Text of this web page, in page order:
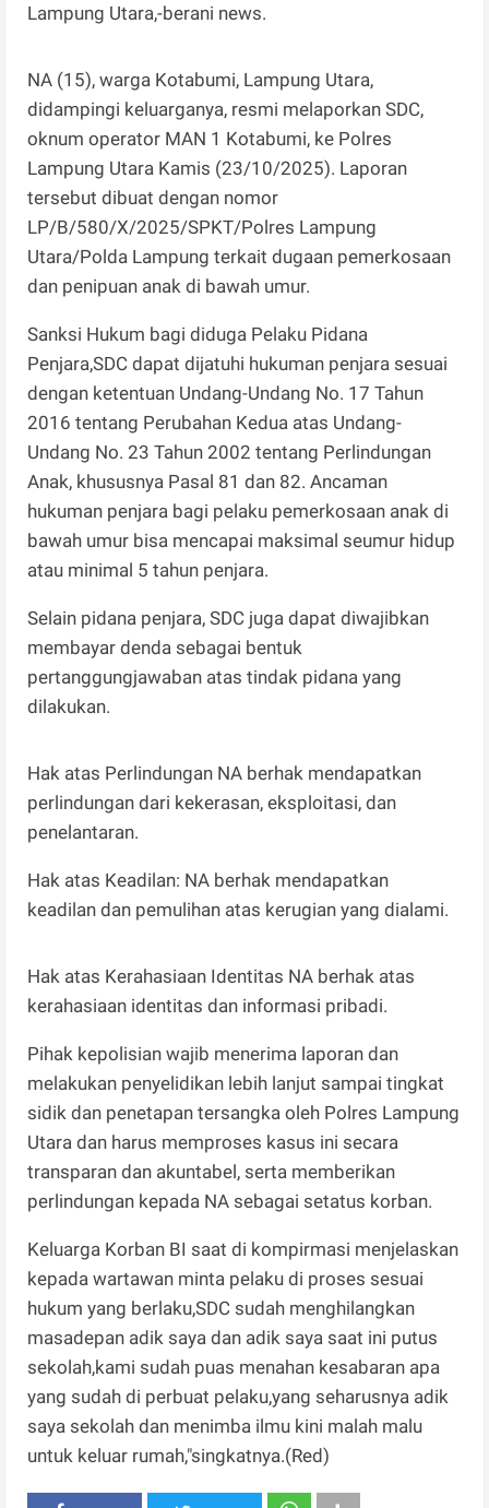
Lampung Utara,-berani news.
NA (15), warga Kotabumi, Lampung Utara,
didampingi keluarganya, resmi melaporkan SDC,
oknum operator MAN 1 Kotabumi, ke Polres
Lampung Utara Kamis (23/10/2025). Laporan
tersebut dibuat dengan nomor
LP/B/580/X/2025/SPKT/Polres Lampung
Utara/Polda Lampung terkait dugaan pemerkosaan
dan penipuan anak di bawah umur.
Sanksi Hukum bagi diduga Pelaku Pidana
Penjara,SDC dapat dijatuhi hukuman penjara sesuai
dengan ketentuan Undang-Undang No. 17 Tahun
2016 tentang Perubahan Kedua atas Undang-
Undang No. 23 Tahun 2002 tentang Perlindungan
Anak, khususnya Pasal 81 dan 82. Ancaman
hukuman penjara bagi pelaku pemerkosaan anak di
bawah umur bisa mencapai maksimal seumur hidup
atau minimal 5 tahun penjara.
Selain pidana penjara, SDC juga dapat diwajibkan
membayar denda sebagai bentuk
pertanggungjawaban atas tindak pidana yang
dilakukan.
Hak atas Perlindungan NA berhak mendapatkan
perlindungan dari kekerasan, eksploitasi, dan
penelantaran.
Hak atas Keadilan: NA berhak mendapatkan
keadilan dan pemulihan atas kerugian yang dialami.
Hak atas Kerahasiaan Identitas NA berhak atas
kerahasiaan identitas dan informasi pribadi.
Pihak kepolisian wajib menerima laporan dan
melakukan penyelidikan lebih lanjut sampai tingkat
sidik dan penetapan tersangka oleh Polres Lampung
Utara dan harus memproses kasus ini secara
transparan dan akuntabel, serta memberikan
perlindungan kepada NA sebagai setatus korban.
Keluarga Korban BI saat di kompirmasi menjelaskan
kepada wartawan minta pelaku di proses sesuai
hukum yang berlaku,SDC sudah menghilangkan
masadepan adik saya dan adik saya saat ini putus
sekolah,kami sudah puas menahan kesabaran apa
yang sudah di perbuat pelaku,yang seharusnya adik
saya sekolah dan menimba ilmu kini malah malu
untuk keluar rumah,"singkatnya.(Red)